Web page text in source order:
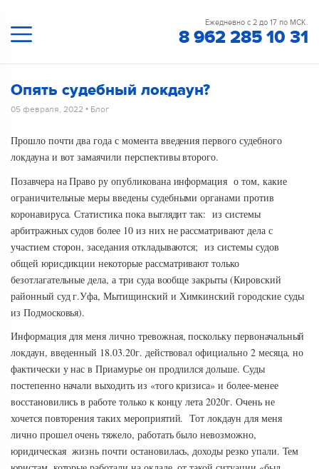
Ежедневно с 2 до 17 по МСК.
8 962 285 10 31
Опять судебный локдаун?
05 февраля, 2022 • Блог
Прошло почти два года с момента введения первого судебного
локдауна и вот замаячили перспективы второго.
Позавчера на Право ру опубликована информация о том, какие
ограничительные меры введены судебными органами против
коронавируса. Статистика пока выглядит так: из системы
арбитражных судов более 10 из них не рассматривают дела с
участием сторон, заседания откладываются; из системы судов
общей юрисдикции некоторые рассматривают только
безотлагательные дела, а три суда вообще закрыты (Кировский
районный суд г.Уфа, Мытищинский и Химкинский городские суды
из Подмосковья).
Информация для меня лично тревожная, поскольку первоначальный
локдаун, введенный 18.03.20г. действовал официально 2 месяца, но
фактически у нас в Приамурье он продлился дольше. Суды
постепенно начали выходить из «того кризиса» и более-менее
восстановились в работе только к концу лета 2020г. Очень не
хочется повторения таких мероприятий. Тот локдаун для меня
лично прошел очень тяжело, работать было невозможно,
юридическая жизнь почти остановилась, доходы резко упали. Тем